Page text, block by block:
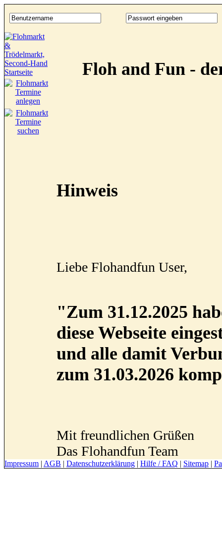
Floh and Fun -
Hinweis
Liebe Flohandfun User,
"Zum 31.12.2025
diese Webseite
und alle damit
zum 31.03.2026
Mit freundlichen Grüßen
Das Flohandfun Team
Impressum | AGB | Datenschutzerklärung | Hilfe / FAQ | Sitemap |